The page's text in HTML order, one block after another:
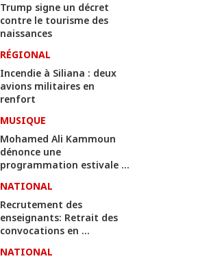
Trump signe un décret
contre le tourisme des
naissances
RÉGIONAL
Incendie à Siliana : deux
avions militaires en
renfort
MUSIQUE
Mohamed Ali Kammoun
dénonce une
programmation estivale ...
NATIONAL
Recrutement des
enseignants: Retrait des
convocations en ...
NATIONAL